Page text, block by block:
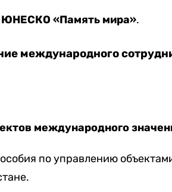
«Память мира».
международного
международного
по управлению